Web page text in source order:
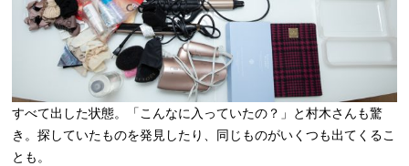
すべて出した状態。「こんなに入っていたの？」と村木さんも驚
き。探していたものを発見したり、同じものがいくつも出てくるこ
とも。